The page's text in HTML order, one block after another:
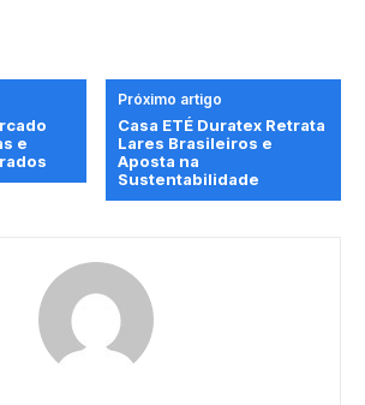
e
Próximo artigo
Casa ETÉ Duratex Retrata
Lares Brasileiros e
Aposta na
Sustentabilidade